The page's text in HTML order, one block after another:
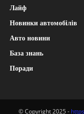
Лайф
Новинки автомобілів
Авто новини
База знань
Поради
© Copyright 2025 -